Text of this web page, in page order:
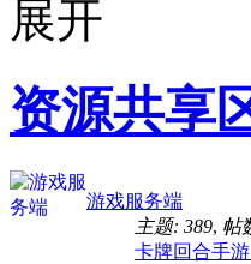
资源共享
游戏服务端
主题: 389, 帖
卡牌回合手